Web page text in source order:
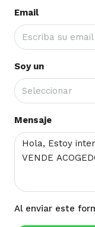
Email
Soy un
Seleccionar
Mensaje
Al enviar este